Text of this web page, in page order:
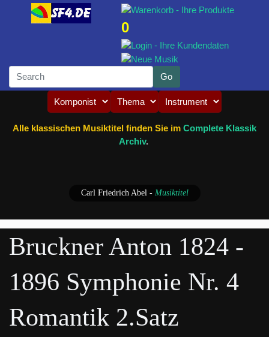
0
Alle klassischen Musiktitel finden Sie im Complete Klassik
Archiv.
Carl Friedrich Abel- Musiktitel
Bruckner Anton 1824 -
1896 Symphonie Nr. 4
Romantik 2.Satz